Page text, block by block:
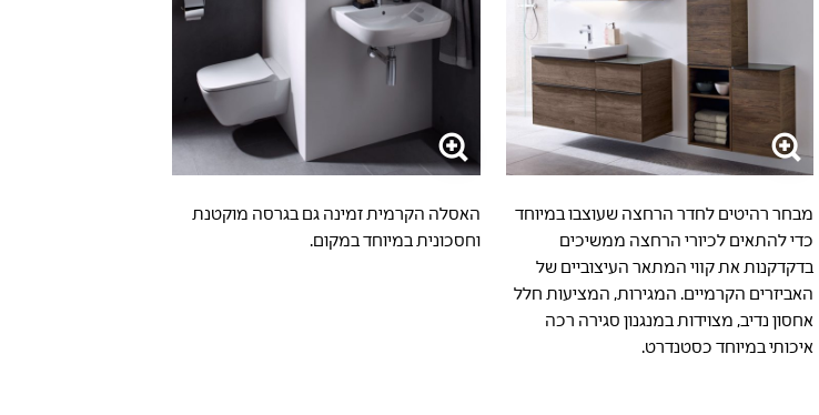
מבחר רהיטים לחדר הרחצה שעוצבו במיוחד
כדי להתאים לכיורי הרחצה ממשיכים
בדקדקנות את קווי המתאר העיצוביים של
האביזרים הקרמיים. המגירות, המציעות חלל
אחסון נדיב, מצוידות במנגנון סגירה רכה
איכותי במיוחד כסטנדרט.
האסלה הקרמית זמינה גם בגרסה מוקטנת
וחסכונית במיוחד במקום.